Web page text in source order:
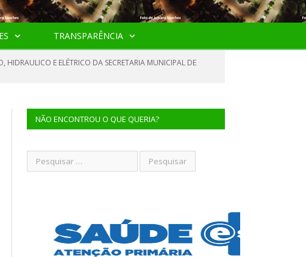
TRANSPARÊNCIA
E ELÉTRICO DA SECRETARIA MUNICIPAL DE
NÃO ENCONTROU O QUE QUERIA?